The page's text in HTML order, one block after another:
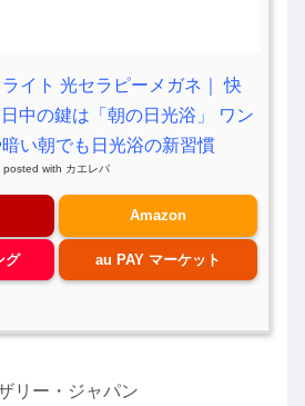
イト 光セラピーメガネ｜ 快
中の鍵は「朝の日光浴」 ワン
い朝でも日光浴の新習慣
posted with カエレバ
Amazon
グ au PAY マーケット
リー・ジャパン